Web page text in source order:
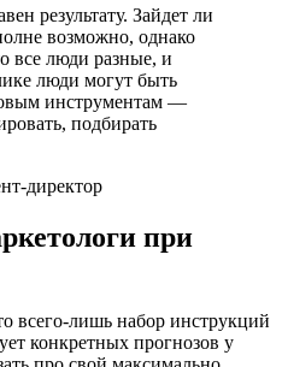
результату. Зайдет ли
возможно, однако
все люди разные, и
люди могут быть
инструментам —
подбирать
директор
при
всего-лишь набор инструкций
конкретных прогнозов у